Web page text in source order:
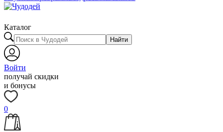
Каталог
Найти
Войти
получай скидки
и бонусы
0